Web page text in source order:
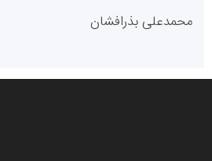
پایگاه خبری گفتمان یزد
محمدعلی بذرافشان